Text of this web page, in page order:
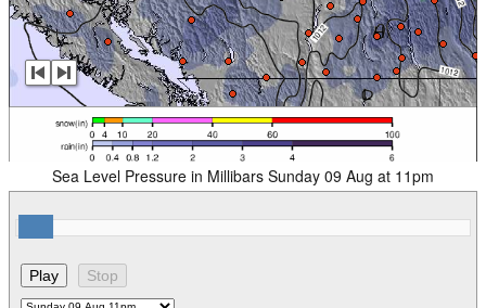
Sea Level Pressure in Millibars Sunday 09 Aug at 11pm